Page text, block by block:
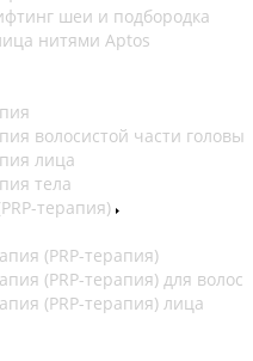
шеи и подбородка
нитями Aptos
волосистой части головы
лица
тела
терапия)
(PRP-терапия)
(PRP-терапия) для волос
(PRP-терапия) лица